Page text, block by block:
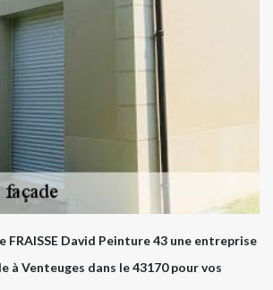
FRAISSE David Peinture 43 une entreprise
à Venteuges dans le 43170 pour vos